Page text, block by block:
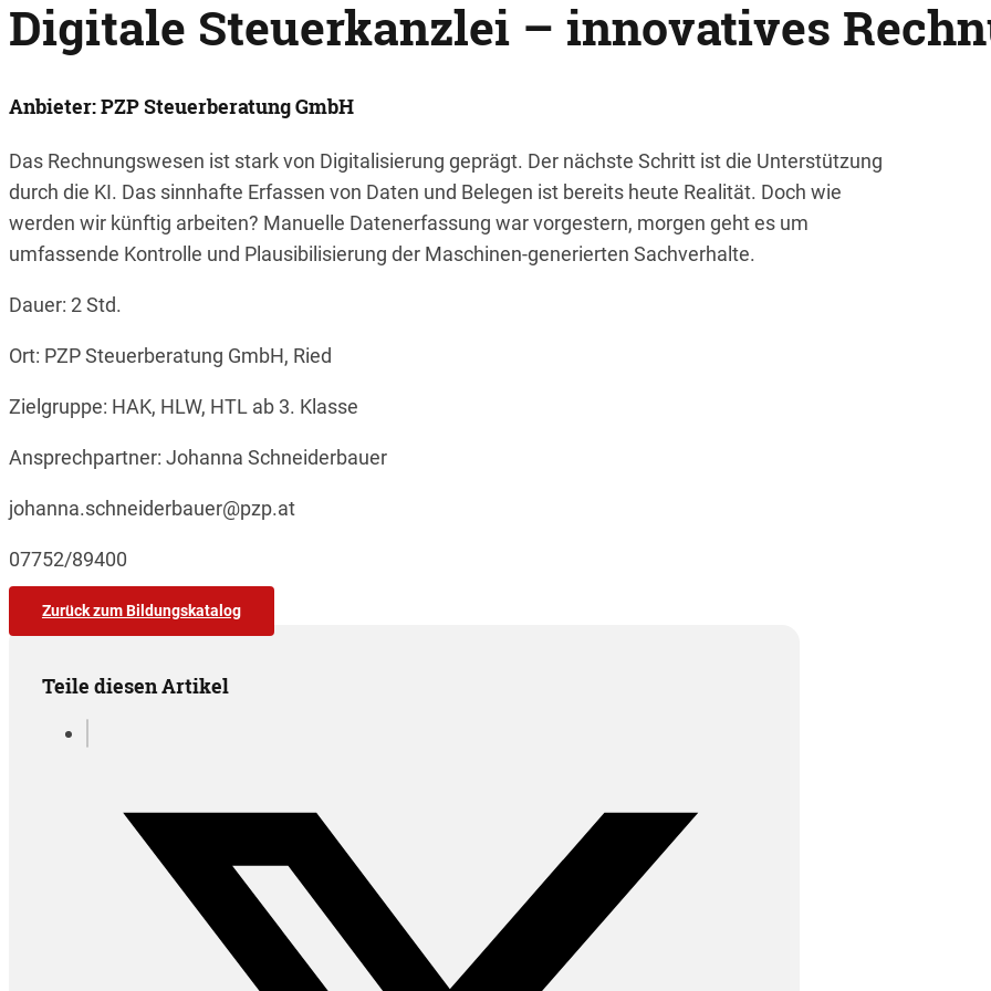
Digitale Steuerkanzlei – innovatives
Anbieter: PZP Steuerberatung GmbH
Das Rechnungswesen ist stark von Digitalisierung geprägt. Der nächste Schritt ist die Unterstützung
durch die KI. Das sinnhafte Erfassen von Daten und Belegen ist bereits heute Realität. Doch wie
werden wir künftig arbeiten? Manuelle Datenerfassung war vorgestern, morgen geht es um
umfassende Kontrolle und Plausibilisierung der Maschinen-generierten Sachverhalte.
Dauer: 2 Std.
Ort: PZP Steuerberatung GmbH, Ried
Zielgruppe: HAK, HLW, HTL ab 3. Klasse
Ansprechpartner: Johanna Schneiderbauer
johanna.schneiderbauer@pzp.at
07752/89400
Zurück zum Bildungskatalog
Teile diesen Artikel